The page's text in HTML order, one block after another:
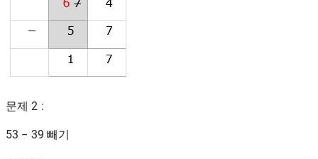
문제 2 :
53 − 39 빼기